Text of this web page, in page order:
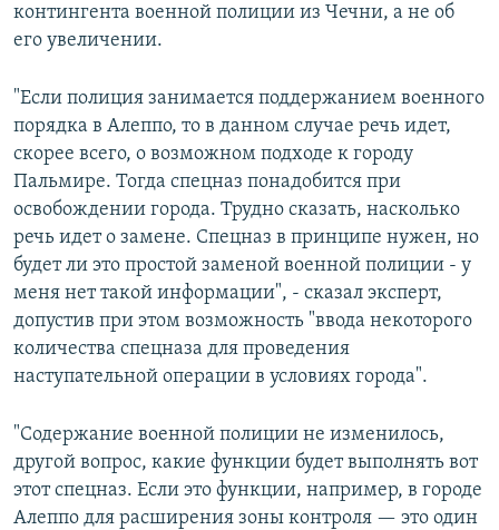
контингента военной полиции из Чечни, а не об
его увеличении.
"Если полиция занимается поддержанием военного
порядка в Алеппо, то в данном случае речь идет,
скорее всего, о возможном подходе к городу
Пальмире. Тогда спецназ понадобится при
освобождении города. Трудно сказать, насколько
речь идет о замене. Спецназ в принципе нужен, но
будет ли это простой заменой военной полиции - у
меня нет такой информации", - сказал эксперт,
допустив при этом возможность "ввода некоторого
количества спецназа для проведения
наступательной операции в условиях города".
"Содержание военной полиции не изменилось,
другой вопрос, какие функции будет выполнять вот
этот спецназ. Если это функции, например, в городе
Алеппо для расширения зоны контроля — это один